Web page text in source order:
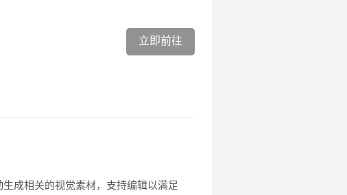
立即前往
成相关的视觉素材，支持编辑以满足